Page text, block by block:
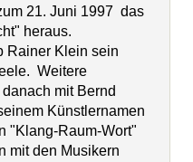
21. Juni 1997 das
heraus.
Rainer Klein sein
Weitere
mit Bernd
Künstlernamen
"Klang-Raum-Wort"
mit den Musikern